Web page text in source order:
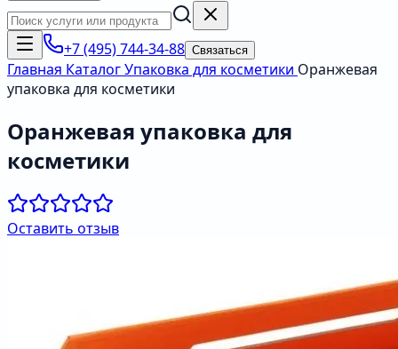
+7 (495) 744-34-88 Связаться
Главная КаталогУпаковка для косметики Оранжевая
упаковка для косметики
Оранжевая упаковка для
косметики
Оставить отзыв